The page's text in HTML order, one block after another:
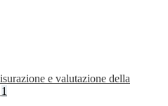
e valutazione della
1